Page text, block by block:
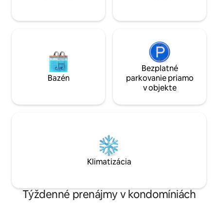
použitie (batožina/vybavenie na pláž).
Bazén
Bezplatné
parkovanie priamo
v objekte
Klimatizácia
Týždenné prenájmy v kondomíniách